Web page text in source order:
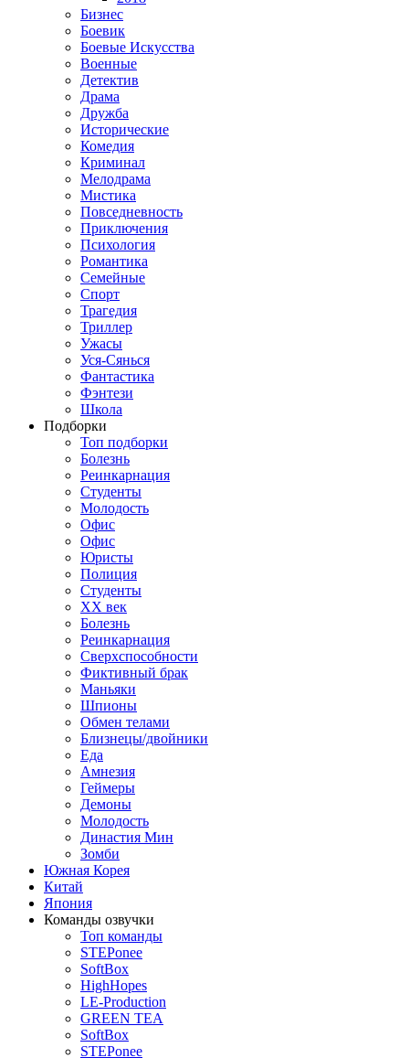
Бизнес
Боевик
Боевые Искусства
Военные
Детектив
Драма
Дружба
Исторические
Комедия
Криминал
Мелодрама
Мистика
Повседневность
Приключения
Психология
Романтика
Семейные
Спорт
Трагедия
Триллер
Ужасы
Уся-Сянься
Фантастика
Фэнтези
Школа
Подборки
Топ подборки
Болезнь
Реинкарнация
Студенты
Молодость
Офис
Офис
Юристы
Полиция
Студенты
ХХ век
Болезнь
Реинкарнация
Сверхспособности
Фиктивный брак
Маньяки
Шпионы
Обмен телами
Близнецы/двойники
Еда
Амнезия
Геймеры
Демоны
Молодость
Династия Мин
Зомби
Южная Корея
Китай
Япония
Команды озвучки
Топ команды
STEPonee
SoftBox
HighHopes
LE-Production
GREEN TEA
SoftBox
STEPonee